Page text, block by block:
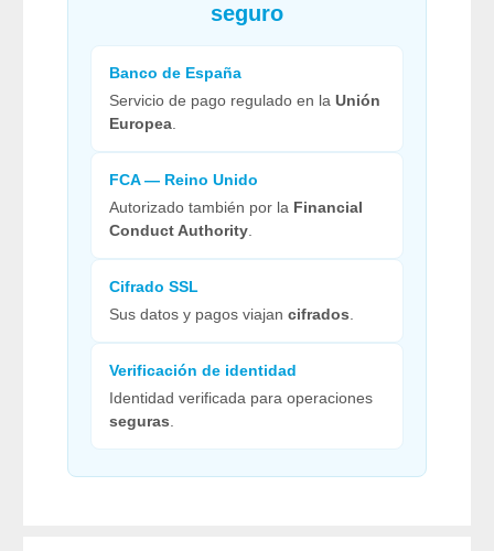
seguro
Banco de España
Servicio de pago regulado en la Unión
Europea.
FCA — Reino Unido
Autorizado también por la Financial
Conduct Authority.
Cifrado SSL
Sus datos y pagos viajan cifrados.
Verificación de identidad
Identidad verificada para operaciones
seguras.